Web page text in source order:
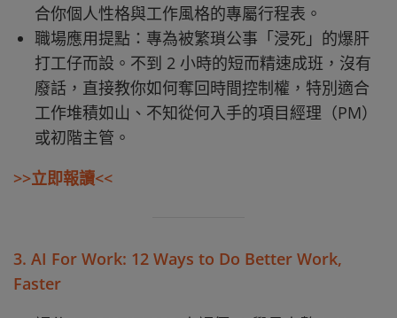
合你個人性格與工作風格的專屬行程表。
職場應用提點：專為被繁瑣公事「浸死」的爆肝
打工仔而設。不到 2 小時的短而精速成班，沒有
廢話，直接教你如何奪回時間控制權，特別適合
工作堆積如山、不知從何入手的項目經理（PM）
或初階主管。
>>立即報讀<<
3. AI For Work: 12 Ways to Do Better Work,
Faster